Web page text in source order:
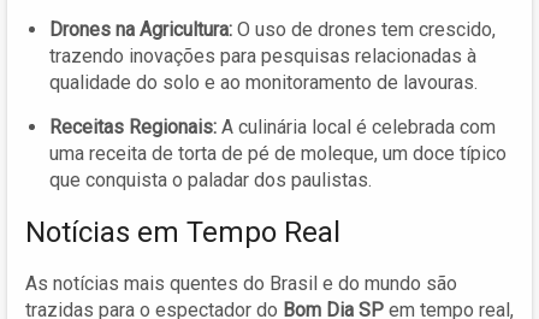
Drones na Agricultura: O uso de drones tem crescido,
trazendo inovações para pesquisas relacionadas à
qualidade do solo e ao monitoramento de lavouras.
Receitas Regionais: A culinária local é celebrada com
uma receita de torta de pé de moleque, um doce típico
que conquista o paladar dos paulistas.
Notícias em Tempo Real
As notícias mais quentes do Brasil e do mundo são
trazidas para o espectador do Bom Dia SP em tempo real,